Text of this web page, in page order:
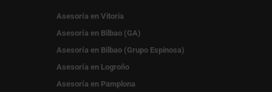
Asesoría en Vitoria
Asesoría en Bilbao (GA)
Asesoría en Bilbao (Grupo Espinosa)
Asesoría en Logroño
Asesoría en Pamplona